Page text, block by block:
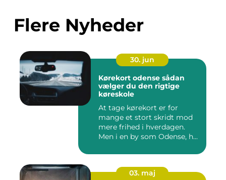
Flere Nyheder
30. jun
Kørekort odense sådan
vælger du den rigtige
køreskole
At tage kørekort er for
mange et stort skridt mod
mere frihed i hverdagen.
Men i en by som Odense, h...
03. maj